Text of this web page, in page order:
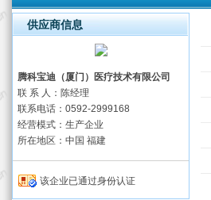
供应商信息
腾科宝迪（厦门）医疗技术有限公司
联 系 人：陈经理
联系电话：0592-2999168
经营模式：生产企业
所在地区：中国 福建
该企业已通过身份认证